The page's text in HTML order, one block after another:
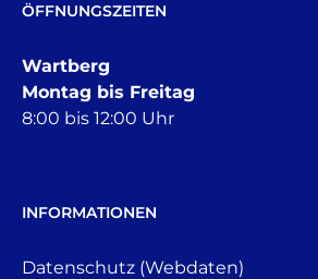
ÖFFNUNGSZEITEN
Wartberg
Montag bis Freitag
8:00 bis 12:00 Uhr
INFORMATIONEN
Datenschutz (Webdaten)